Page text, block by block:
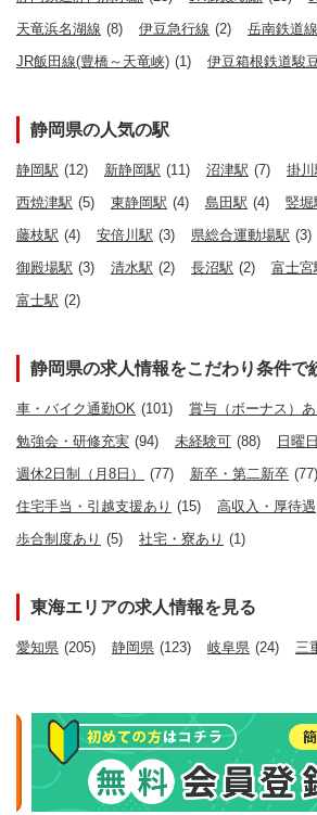
天竜浜名湖線 (8) 伊豆急行線 (2) 岳南鉄道線
JR飯田線(豊橋～天竜峡) (1) 伊豆箱根鉄道駿
静岡県の人気の駅
静岡駅 (12) 新静岡駅 (11) 沼津駅 (7) 掛川
西焼津駅 (5) 東静岡駅 (4) 島田駅 (4) 竪堀
藤枝駅 (4) 安倍川駅 (3) 県総合運動場駅 (3)
御殿場駅 (3) 清水駅 (2) 長沼駅 (2) 富士宮
富士駅 (2)
静岡県の求人情報をこだわり条件で
車・バイク通勤OK (101) 賞与（ボーナス）あ
勉強会・研修充実 (94) 未経験可 (88) 日曜
週休2日制（月8日）
(77) 新卒・第二新卒 (77)
住宅手当・引越支援あり (15) 高収入・厚待遇
歩合制度あり (5) 社宅・寮あり (1)
東海エリアの求人情報を見る
愛知県 (205) 静岡県 (123) 岐阜県 (24) 三